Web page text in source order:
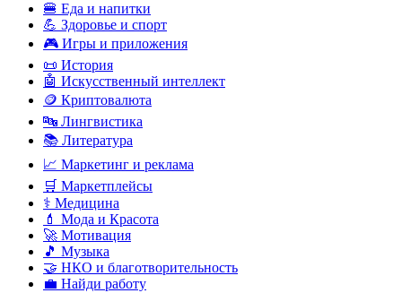
🍔 Еда и напитки
💪 Здоровье и спорт
🎮 Игры и приложения
📜 История
🤖 Искусственный интеллект
🪙 Криптовалюта
🔤 Лингвистика
📚 Литература
📈 Маркетинг и реклама
🛒 Маркетплейсы
⚕️ Медицина
💄 Мода и Красота
🚀 Мотивация
🎵 Музыка
🤝 НКО и благотворительность
💼 Найди работу